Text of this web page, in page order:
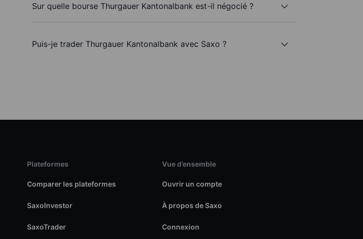
Sur quelle bourse Thurgauer Kantonalbank est-il négocié ?
Puis-je trader Thurgauer Kantonalbank avec Saxo ?
Plateformes
Comparer les plateformes
SaxoInvestor
SaxoTrader
Vue d’ensemble
Ouvrir un compte
À propos de Saxo
Connexion